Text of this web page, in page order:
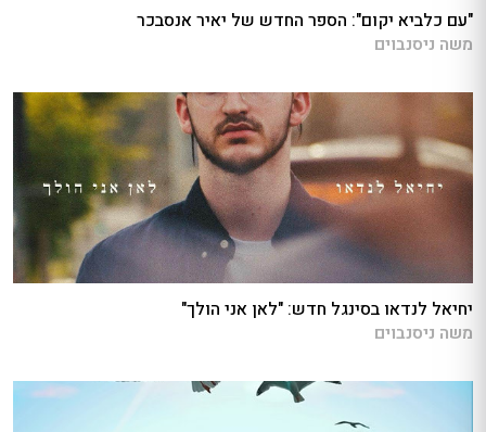
"עם כלביא יקום": הספר החדש של יאיר אנסבכר
משה ניסנבוים
יחיאל לנדאו בסינגל חדש: "לאן אני הולך"
משה ניסנבוים